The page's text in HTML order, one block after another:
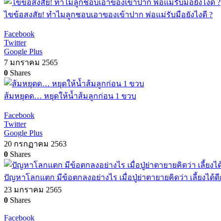
ไขข้อสงสัย! ทำไมลูกชอบเอาของเข้าปาก พ่อแม่รับมือยังไงดี ?
Facebook
Twitter
Google Plus
7 มกราคม 2565
0 Shares
ส้มหยุดด… หยุดให้น้ำส้มลูกก่อน 1 ขวบ
Facebook
Twitter
Google Plus
20 กรกฏาคม 2563
0 Shares
ปัญหาโลกแตก มีข้อตกลงอย่างไร เมื่อปู่ย่าตายายคิดว่า เลี้ยงได้ดี
23 มกราคม 2565
0 Shares
Facebook